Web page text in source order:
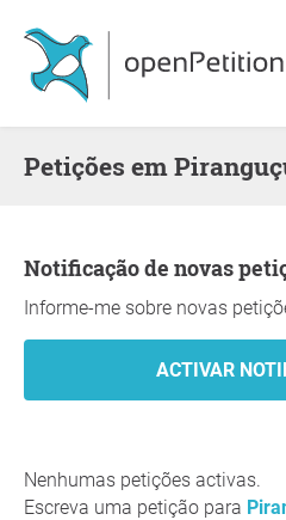
Petições em
Notificação de novas
Informe-me sobre novas
Nenhumas petições activas.
Escreva uma petição para